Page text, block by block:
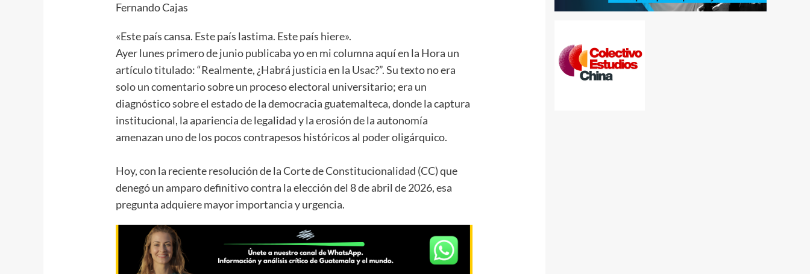
Fernando Cajas
«Este país cansa. Este país lastima. Este país hiere».
Ayer lunes primero de junio publicaba yo en mi columna aquí en la Hora un
artículo titulado: “Realmente, ¿Habrá justicia en la Usac?”. Su texto no era
solo un comentario sobre un proceso electoral universitario; era un
diagnóstico sobre el estado de la democracia guatemalteca, donde la captura
institucional, la apariencia de legalidad y la erosión de la autonomía
amenazan uno de los pocos contrapesos históricos al poder oligárquico.
Hoy, con la reciente resolución de la Corte de Constitucionalidad (CC) que
denegó un amparo definitivo contra la elección del 8 de abril de 2026, esa
pregunta adquiere mayor importancia y urgencia.